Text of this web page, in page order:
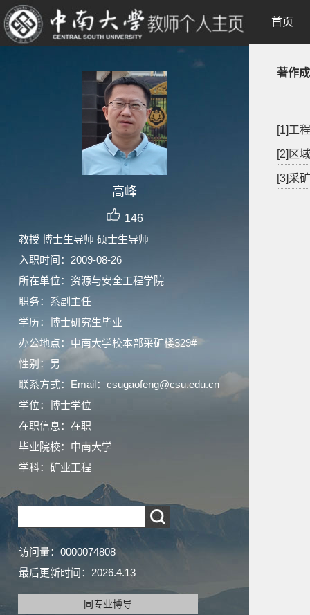
高峰
146
教授 博士生导师 硕士生导师
入职时间：2009-08-26
所在单位：资源与安全工程学院
职务：系副主任
学历：博士研究生毕业
办公地点：中南大学校本部采矿楼329#
性别：男
联系方式：Email：csugaofeng@csu.edu.cn
学位：博士学位
在职信息：在职
毕业院校：中南大学
学科：矿业工程
访问量： 0000074808
最后更新时间： 2026.4.13
同专业博导
首页
著作
[1]工
[2]区
[3]采